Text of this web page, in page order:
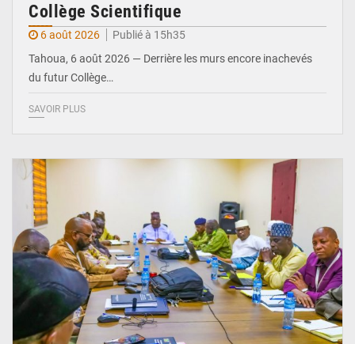
Collège Scientifique
6 août 2026
Publié à 15h35
Tahoua, 6 août 2026 — Derrière les murs encore inachevés
du futur Collège…
SAVOIR PLUS